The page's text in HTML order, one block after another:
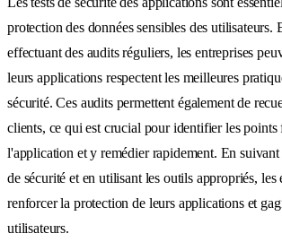
protection des données sensibles des utilisateurs.
effectuant des audits réguliers, les entreprises
leurs applications respectent les meilleures
sécurité. Ces audits permettent également de
clients, ce qui est crucial pour identifier les points
l'application et y remédier rapidement. En suivant
de sécurité et en utilisant les outils appropriés, les
renforcer la protection de leurs applications et
utilisateurs.